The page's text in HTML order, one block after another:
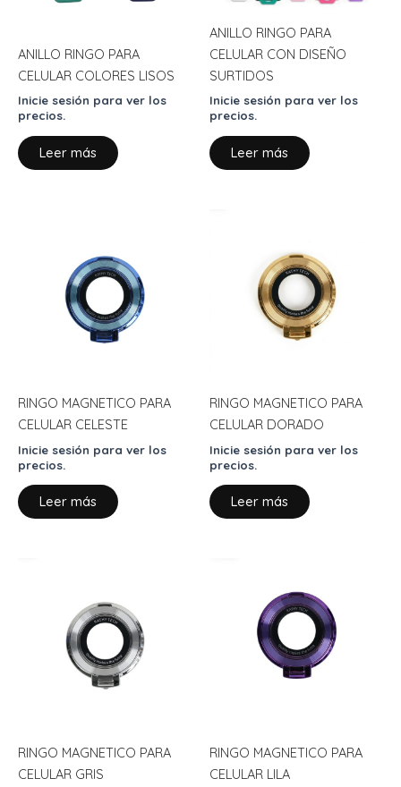
ANILLO RINGO PARA
CELULAR COLORES LISOS
Inicie sesión para ver los
precios.
Leer más
ANILLO RINGO PARA
CELULAR CON DISEÑO
SURTIDOS
Inicie sesión para ver los
precios.
Leer más
RINGO MAGNETICO PARA
CELULAR CELESTE
Inicie sesión para ver los
precios.
Leer más
RINGO MAGNETICO PARA
CELULAR DORADO
Inicie sesión para ver los
precios.
Leer más
RINGO MAGNETICO PARA
CELULAR GRIS
RINGO MAGNETICO PARA
CELULAR LILA